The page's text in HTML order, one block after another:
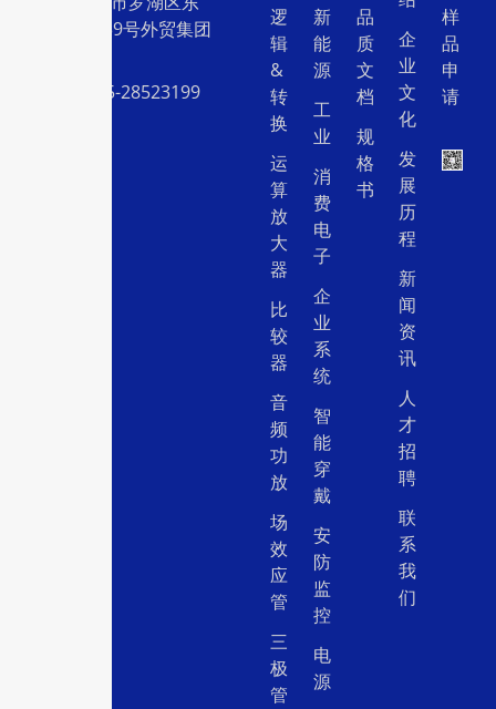
门中兴路239号外贸集团
电话：0755-28523199
逻
辑
&
转
换
运
算
放
大
器
比
较
器
音
频
功
放
场
效
应
管
三
极
管
新
能
源
工
业
消
费
电
子
企
业
系
统
智
能
穿
戴
安
防
监
控
电
源
品
质
文
档
规
格
书
企
业
文
化
发
展
历
程
新
闻
资
讯
人
才
招
聘
联
系
我
们
样
品
申
请